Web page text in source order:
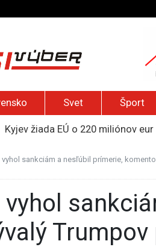
Svet Šport
Kyjev žiada EÚ o 220 miliónov
Elon Musk vyzval na umlčanie
vyhol sankciám a nesľúbil prímerie,
Trumpov